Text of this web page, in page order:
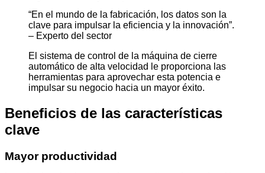
“En el mundo de la fabricación, los datos son la
clave para impulsar la eficiencia y la innovación”.
– Experto del sector
El sistema de control de la máquina de cierre
automático de alta velocidad le proporciona las
herramientas para aprovechar esta potencia e
impulsar su negocio hacia un mayor éxito.
Beneficios de las características
clave
Mayor productividad